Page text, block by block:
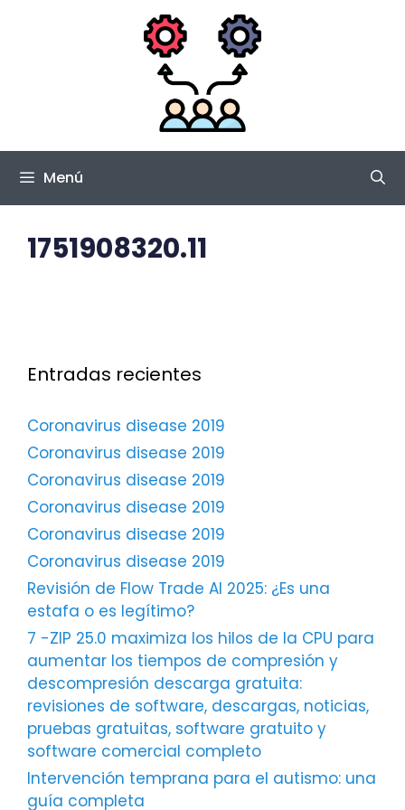
Menú
1751908320.11
Entradas recientes
Coronavirus disease 2019
Coronavirus disease 2019
Coronavirus disease 2019
Coronavirus disease 2019
Coronavirus disease 2019
Coronavirus disease 2019
Revisión de Flow Trade AI 2025: ¿Es una
estafa o es legítimo?
7 -ZIP 25.0 maximiza los hilos de la CPU para
aumentar los tiempos de compresión y
descompresión descarga gratuita:
revisiones de software, descargas, noticias,
pruebas gratuitas, software gratuito y
software comercial completo
Intervención temprana para el autismo: una
guía completa